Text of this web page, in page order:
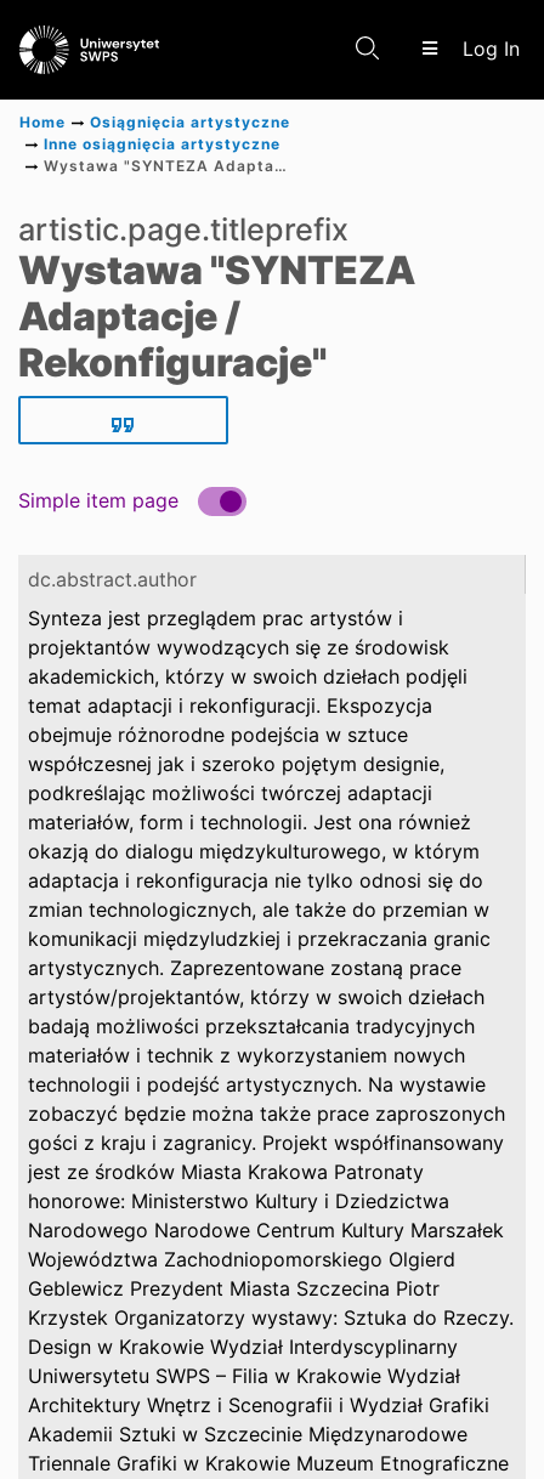
Log In
Communities & Collections
Scientific research results
Home
Osiągnięcia artystyczne
Inne osiągnięcia artystyczne
Wystawa "SYNTEZA Adaptacje / Rekonfiguracje"
artistic.page.titleprefix
Wystawa "SYNTEZA
Adaptacje /
Rekonfiguracje"
Simple item page
dc.abstract.author
Synteza jest przeglądem prac artystów i
projektantów wywodzących się ze środowisk
akademickich, którzy w swoich dziełach podjęli
temat adaptacji i rekonfiguracji. Ekspozycja
obejmuje różnorodne podejścia w sztuce
współczesnej jak i szeroko pojętym designie,
podkreślając możliwości twórczej adaptacji
materiałów, form i technologii. Jest ona również
okazją do dialogu międzykulturowego, w którym
adaptacja i rekonfiguracja nie tylko odnosi się do
zmian technologicznych, ale także do przemian w
komunikacji międzyludzkiej i przekraczania granic
artystycznych. Zaprezentowane zostaną prace
artystów/projektantów, którzy w swoich dziełach
badają możliwości przekształcania tradycyjnych
materiałów i technik z wykorzystaniem nowych
technologii i podejść artystycznych. Na wystawie
zobaczyć będzie można także prace zaproszonych
gości z kraju i zagranicy. Projekt współfinansowany
jest ze środków Miasta Krakowa Patronaty
honorowe: Ministerstwo Kultury i Dziedzictwa
Narodowego Narodowe Centrum Kultury Marszałek
Województwa Zachodniopomorskiego Olgierd
Geblewicz Prezydent Miasta Szczecina Piotr
Krzystek Organizatorzy wystawy: Sztuka do Rzeczy.
Design w Krakowie Wydział Interdyscyplinarny
Uniwersytetu SWPS – Filia w Krakowie Wydział
Architektury Wnętrz i Scenografii i Wydział Grafiki
Akademii Sztuki w Szczecinie Międzynarodowe
Triennale Grafiki w Krakowie Muzeum Etnograficzne